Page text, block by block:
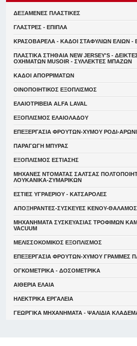
ΔΕΞΑΜΕΝΕΣ ΠΛΑΣΤΙΚΕΣ
ΓΛΑΣΤΡΕΣ - ΕΠΙΠΛΑ
ΚΡΑΣΟΒΑΡΕΛΑ - ΚΑΔΟΙ ΣΤΑΦΥΛΙΩΝ ΕΛΙΩΝ -
ΠΛΑΣΤΙΚΑ ΣΤΗΘΑΙΑ NEW JERSEY'S -
ΟΧΗΜΑΤΩΝ MUSOIR - ΣΥΛΛΕΚΤΕΣ ΜΠΑΖΩΝ
ΚΑΔΟΙ ΑΠΟΡΡΙΜΑΤΩΝ
ΟΙΝΟΠΟΙΗΤΙΚΟΣ ΕΞΟΠΛΙΣΜΟΣ
ΕΛΑΙΟΤΡΙΒΕΙΑ ALFA LAVAL
ΕΞΟΠΛΙΣΜΟΣ ΕΛΑΙΟΛΑΔΟΥ
ΕΠΕΞΕΡΓΑΣΙΑ ΦΡΟΥΤΩΝ-ΧΥΜΟΥ ΡΟΔΙ-
ΠΑΡΑΓΩΓΗ ΜΠΥΡΑΣ
ΕΞΟΠΛΙΣΜΟΣ ΕΣΤΙΑΣΗΣ
ΜΗΧΑΝΕΣ ΝΤΟΜΑΤΑΣ ΣΑΛΤΣΑΣ
ΛΟΥΚΑΝΙΚΑ-ΖΥΜΑΡΙΚΩΝ
ΕΣΤΙΕΣ ΥΓΡΑΕΡΙΟΥ - ΚΑΤΣΑΡΟΛΕΣ
ΑΠΟΞΗΡΑΝΤΕΣ-ΣΥΣΚΕΥΕΣ ΚΕΝΟΥ-
ΜΗΧΑΝΗΜΑΤΑ ΣΥΣΚΕΥΑΣΙΑΣ ΤΡΟΦΙΜΩΝ
VACUUM
ΜΕΛΙΣΣΟΚΟΜΙΚΟΣ ΕΞΟΠΛΙΣΜΟΣ
ΕΠΕΞΕΡΓΑΣΙΑ ΦΡΟΥΤΩΝ-ΧΥΜΟΥ ΓΡΑΜΜΕΣ
ΟΓΚΟΜΕΤΡΙΚΑ - ΔΟΣΟΜΕΤΡΙΚΑ
ΑΙΘΕΡΙΑ ΕΛΑΙΑ
ΗΛΕΚΤΡΙΚΑ ΕΡΓΑΛΕΙΑ
ΓΕΩΡΓΙΚΑ ΜΗΧΑΝΗΜΑΤΑ - ΨΑΛΙΔΙΑ